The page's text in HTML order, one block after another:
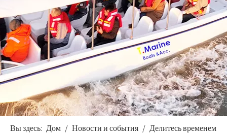
Вы здесь: Дом / Новости и события / Делитесь временем